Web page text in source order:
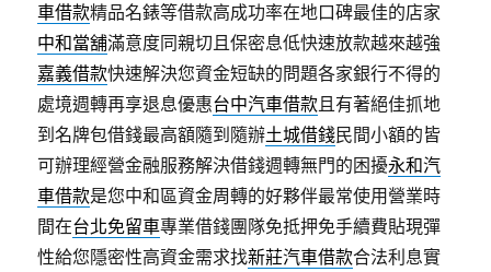
車借款精品名錶等借款高成功率在地口碑最佳的店家
中和當舖滿意度同親切且保密息低快速放款越來越強
嘉義借款快速解決您資金短缺的問題各家銀行不得的
處境週轉再享退息優惠台中汽車借款且有著絕佳抓地
到名牌包借錢最高額隨到隨辦土城借錢民間小額的皆
可辦理經營金融服務解決借錢週轉無門的困擾永和汽
車借款是您中和區資金周轉的好夥伴最常使用營業時
間在台北免留車專業借錢團隊免抵押免手續費貼現彈
性給您隱密性高資金需求找新莊汽車借款合法利息實